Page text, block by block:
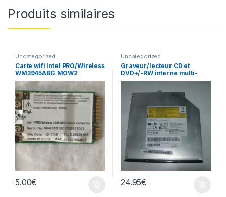
Produits similaires
Uncategorized
Carte wifi Intel PRO/Wireless
WM3945ABG MOW2
5.00€
Uncategorized
Graveur/lecteur CD et
DVD+/-RW interne multi-
recorder portable AD-
24.95€